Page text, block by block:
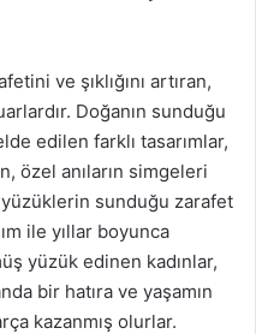
ve şıklığını artıran,
Doğanın sunduğu
edilen farklı tasarımlar,
özel anıların simgeleri
sunduğu zarafet
ile yıllar boyunca
yüzük edinen kadınlar,
bir hatıra ve yaşamın
kazanmış olurlar.